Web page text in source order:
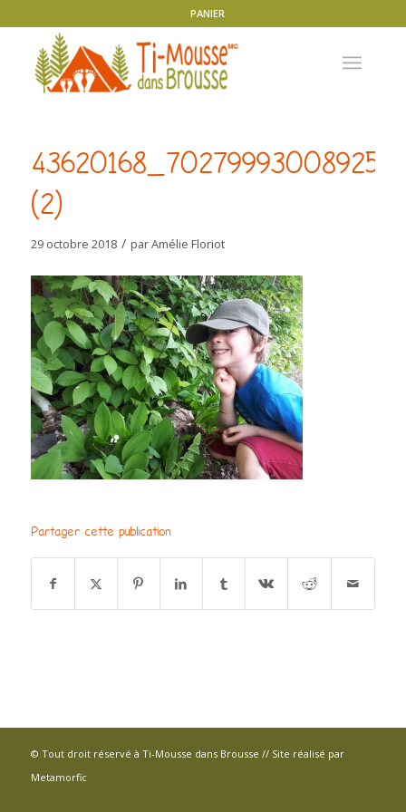
PANIER
(2)
29 octobre 2018 / parAmélie Floriot
Partager cette publication
© Tout droit réservé à Ti-Mousse dans Brousse // Site réalisé par
Metamorfic